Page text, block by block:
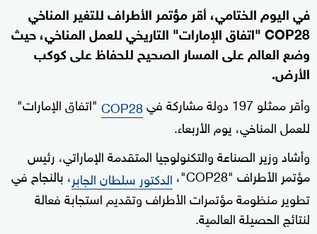
في اليوم الختامي، أقر مؤتمر الأطراف للتغير المناخي
COP28 "اتفاق الإمارات" التاريخي للعمل المناخي، حيث
وضع العالم على المسار الصحيح للحفاظ على كوكب
الأرض.
وأقر ممثلو 197 دولة مشاركة في COP28 "اتفاق الإمارات"
للعمل المناخي، يوم الأربعاء.
وأشاد وزير الصناعة والتكنولوجيا المتقدمة الإماراتي، رئيس
مؤتمر الأطراف "COP28"،
الدكتور سلطان الجابر، بالنجاح في
تطوير منظومة مؤتمرات الأطراف وتقديم استجابة فعالة
لنتائج الحصيلة العالمية.